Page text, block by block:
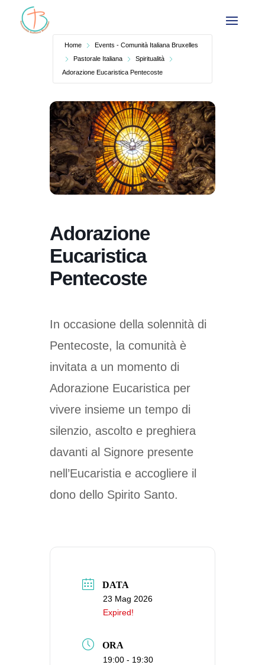
Home
Events - Comunità Italiana Bruxelles
Pastorale Italiana
Spiritualità
Adorazione Eucaristica Pentecoste
Adorazione
Eucaristica
Pentecoste
In occasione della solennità di
Pentecoste, la comunità è
invitata a un momento di
Adorazione Eucaristica per
vivere insieme un tempo di
silenzio, ascolto e preghiera
davanti al Signore presente
nell’Eucaristia e accogliere il
dono dello Spirito Santo.
DATA
23 Mag 2026
Expired!
ORA
19:00 - 19:30